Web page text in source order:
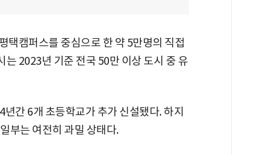
택캠퍼스를 중심으로 한 약 5만명의 직접
2023년 기준 전국 50만 이상 도시 중 유
간 6개 초등학교가 추가 신설됐다. 하지
부는 여전히 과밀 상태다.